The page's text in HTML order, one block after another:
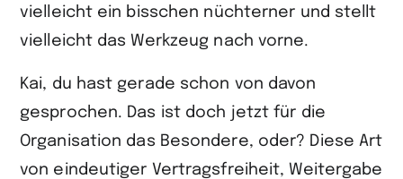
vielleicht ein bisschen nüchterner und stellt
vielleicht das Werkzeug nach vorne.
Kai, du hast gerade schon von davon
gesprochen. Das ist doch jetzt für die
Organisation das Besondere, oder? Diese Art
von eindeutiger Vertragsfreiheit, Weitergabe